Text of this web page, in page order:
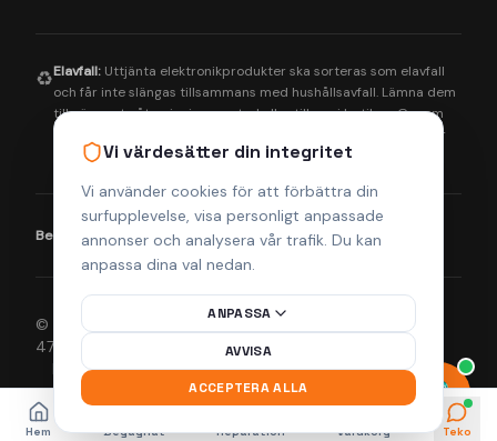
Vi värdesätter din integritet
Vi använder cookies för att förbättra din
surfupplevelse, visa personligt anpassade
annonser och analysera vår trafik. Du kan
anpassa dina val nedan.
ANPASSA
AVVISA
ACCEPTERA ALLA
♻️Elavfall: Uttjänta elektronikprodukter ska sorteras som elavfall
och får inte slängas tillsammans med hushållsavfall. Lämna dem
till närmaste återvinningscentral eller till oss i butiken. Genom
korrekt hantering bidrar du till en bättre miljö och säkerställer
att farliga ämnen tas om hand på rätt sätt.
Betalningsmetoder: Visa Mastercard Klarna
© 2026 Helsingborgs Teknikcenter AB (Org.nr 556943-
4755). Alla rättigheter förbehållna.
IntegritetspolicyKöpvillkorReturpolicyFrakt & Leverans
Hem Begagnat Reparation Varukorg Teko